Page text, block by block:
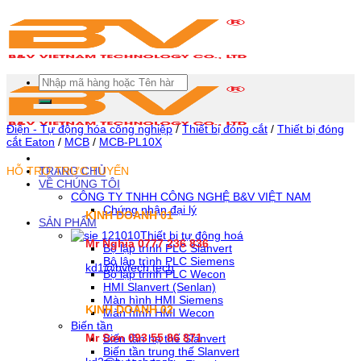
To
Content
(tạm
TRANG CHỦ
VỀ CHÚNG TÔI
CÔNG TY TNHH CÔNG NGHỆ B&V VIỆT NAM
Chứng nhận đại lý
SẢN PHẨM
Thiết bị tự động hoá
Bộ lập trình PLC Slanvert
Bộ lập trình PLC Siemens
Bộ lập trình PLC Wecon
HMI Slanvert (Senlan)
Màn hình HMI Siemens
Màn hình HMI Wecon
Biến tần
Biến tần hạ thế Slanvert
Biến tần trung thế Slanvert
Tìm
kiếm:
Điện - Tự động hóa công nghiệp / Thiết bị đóng cắt / Thiết bị đóng
cắt Eaton / MCB / MCB-PL10X
HỖ TRỢ TRỰC TUYẾN
KINH DOANH 01
Mr Nghĩa 0777 236 836
kd1@bvtech.tech
KINH DOANH02
Mr Sơn 093 55 86 871